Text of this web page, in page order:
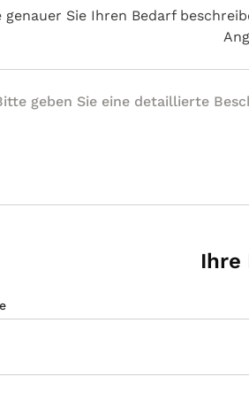
genauer Sie Ihren Bedarf
Ihre